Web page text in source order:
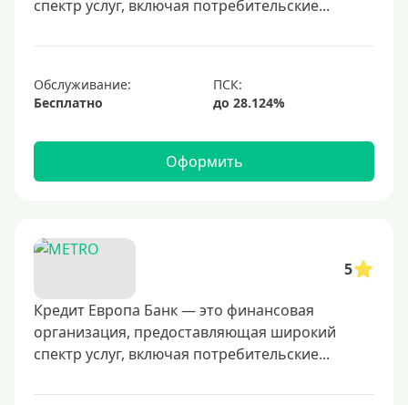
60000 руб
70000 руб
100000 руб
350000 руб
500000 руб
600000 руб
700000 руб
1000000 руб
спектр услуг, включая потребительские...
Обслуживание:
Бесплатно
Оформить
5
Кредит Европа Банк — это финансовая
организация, предоставляющая широкий
спектр услуг, включая потребительские...